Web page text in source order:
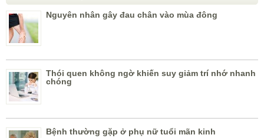
Nguyên nhân gây đau chân vào mùa đông
Thói quen không ngờ khiến suy giảm trí nhớ nhanh
chóng
Bệnh thường gặp ở phụ nữ tuổi mãn kinh